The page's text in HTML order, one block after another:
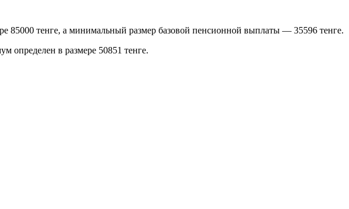
85000 тенге, а минимальный размер базовой пенсионной выплаты — 35596 тенге.
определен в размере 50851 тенге.